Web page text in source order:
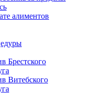
алиментов
Брестского
Витебского